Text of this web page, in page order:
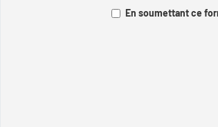
En soumettant ce